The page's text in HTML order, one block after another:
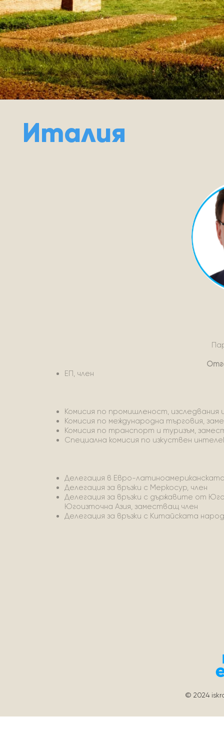
Италия
ЕП, член
Комисия по промишленост, изследвания
Комисия по международна търговия,
Комисия по транспорт и туризъм,
Специална комисия по изкуствен
Делегация в Евро-
Делегация за връзки с Меркосур, член
Делегация за връзки с държавите от
Югоизточна Азия, заместващ член
Делегация за връзки с Китайската
© 2024